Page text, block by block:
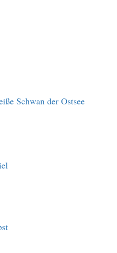
Schwan der Ostsee